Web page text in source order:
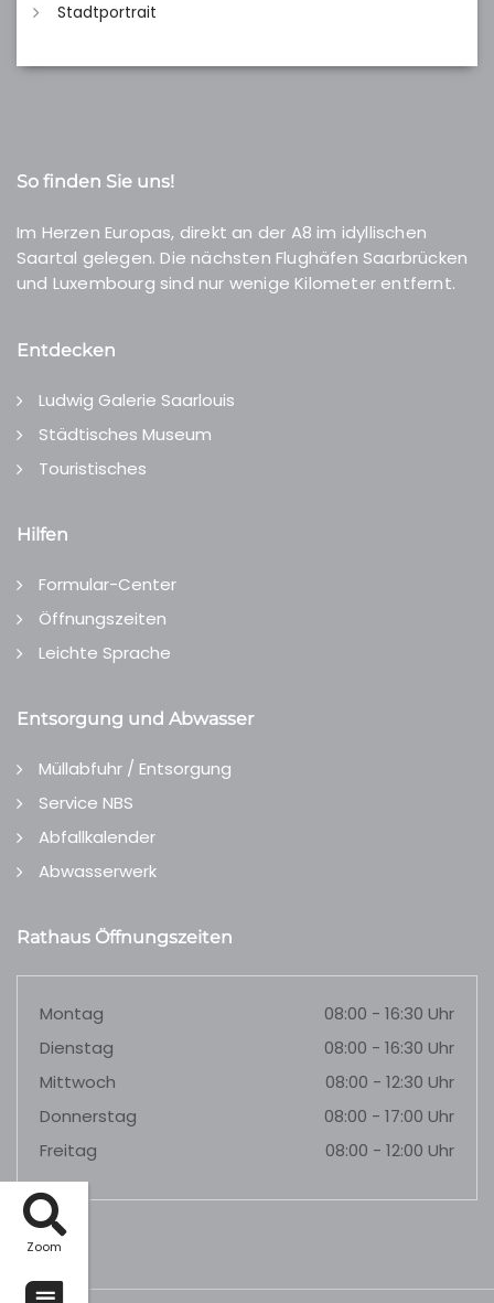
Zoom
Stadtportrait
So finden Sie uns!
Im Herzen Europas, direkt an der A8 im idyllischen
Saartal gelegen. Die nächsten Flughäfen Saarbrücken
und Luxembourg sind nur wenige Kilometer entfernt.
Entdecken
Ludwig Galerie Saarlouis
Städtisches Museum
Touristisches
Hilfen
Formular-Center
Öffnungszeiten
Leichte Sprache
Entsorgung und Abwasser
Müllabfuhr / Entsorgung
Service NBS
Abfallkalender
Abwasserwerk
Rathaus Öffnungszeiten
Montag
08:00 - 16:30 Uhr
Dienstag
08:00 - 16:30 Uhr
Mittwoch
08:00 - 12:30 Uhr
Donnerstag
08:00 - 17:00 Uhr
Freitag
08:00 - 12:00 Uhr